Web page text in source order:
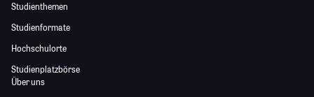
Studienthemen
Studienformate
Hochschulorte
Studienplatzbörse
Über uns